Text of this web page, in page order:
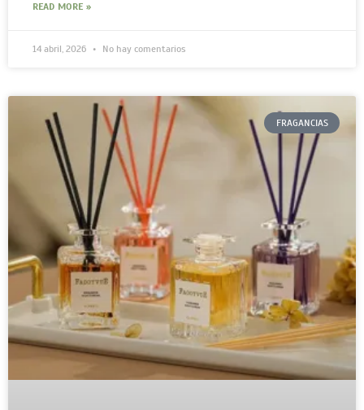
READ MORE »
14 abril, 2026 No hay comentarios
FRAGANCIAS